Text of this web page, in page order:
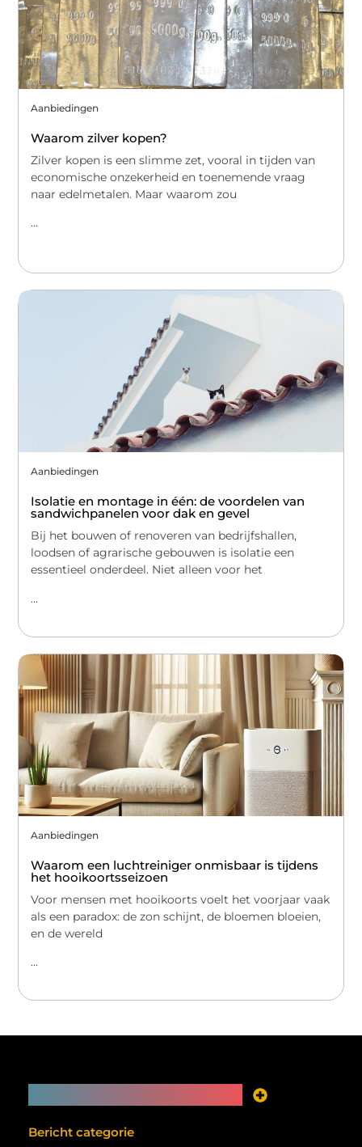
Aanbiedingen
Waarom zilver kopen?
Zilver kopen is een slimme zet, vooral in tijden van
economische onzekerheid en toenemende vraag
naar edelmetalen. Maar waarom zou
...
Aanbiedingen
Isolatie en montage in één: de voordelen van
sandwichpanelen voor dak en gevel
Bij het bouwen of renoveren van bedrijfshallen,
loodsen of agrarische gebouwen is isolatie een
essentieel onderdeel. Niet alleen voor het
...
Aanbiedingen
Waarom een luchtreiniger onmisbaar is tijdens
het hooikoortsseizoen
Voor mensen met hooikoorts voelt het voorjaar vaak
als een paradox: de zon schijnt, de bloemen bloeien,
en de wereld
...
Bericht categorie